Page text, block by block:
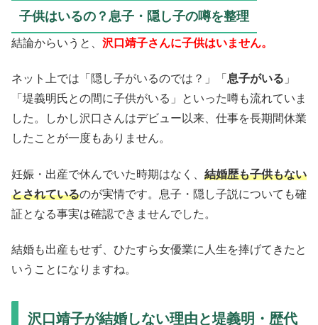
子供はいるの？息子・隠し子の噂を整理
結論からいうと、 沢口靖子さんに子供はいません。
ネット上では「隠し子がいるのでは？」「 息子がいる 」
「堤義明氏との間に子供がいる」といった噂も流れていま
した。しかし沢口さんはデビュー以来、仕事を長期間休業
したことが一度もありません。
妊娠・出産で休んでいた時期はなく、 結婚歴も子供もない
とされているのが実情です。息子・隠し子説についても確
証となる事実は確認できませんでした。
結婚も出産もせず、ひたすら女優業に人生を捧げてきたと
いうことになりますね。
沢口靖子が結婚しない理由と堤義明・歴代